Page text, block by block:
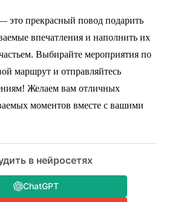
это прекрасный повод подарить
впечатления и наполнить их
Выбирайте мероприятия по
маршрут и отправляйтесь
Желаем вам отличных
моментов вместе с вашими
в нейросетях
ChatGPT